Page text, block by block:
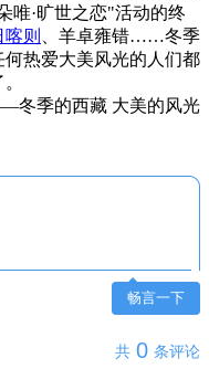
唯·旷世之恋"活动的终
喀则
、羊卓雍错……冬季
热爱大美风光的人们都
冬季的西藏 大美的风光
畅言一下
共 0 条评论